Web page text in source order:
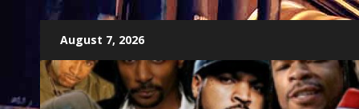
content
August 7, 2026